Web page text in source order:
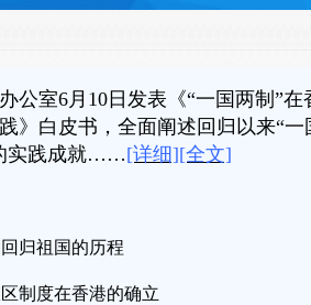
室6月10日发表《“一国两制”在
》白皮书，全面阐述回归以来“一
实践成就……[详细][全文]
归祖国的历程
度在香港的确立